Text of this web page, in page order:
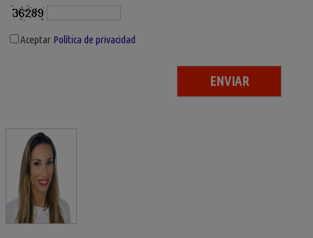
Aceptar Política de privacidad